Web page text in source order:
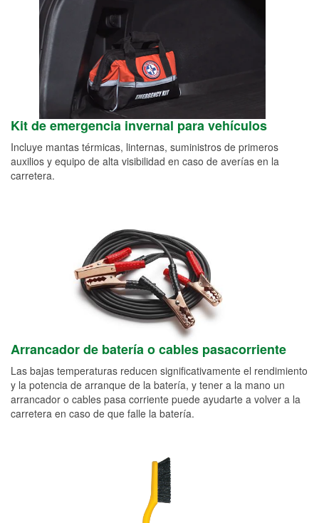
Kit de emergencia invernal para vehículos
Incluye mantas térmicas, linternas, suministros de primeros
auxilios y equipo de alta visibilidad en caso de averías en la
carretera.
Arrancador de batería o cables pasacorriente
Las bajas temperaturas reducen significativamente el rendimiento
y la potencia de arranque de la batería, y tener a la mano un
arrancador o cables pasa corriente puede ayudarte a volver a la
carretera en caso de que falle la batería.